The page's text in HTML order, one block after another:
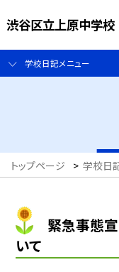
渋谷区立上原中学校
学校日記メニュー
トップページ > 学校日
緊急事態
いて